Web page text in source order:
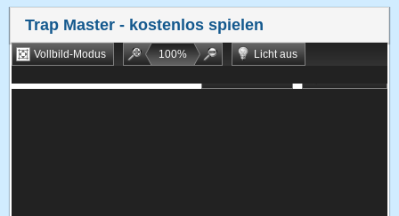
Trap Master - kostenlos spielen
Vollbild-Modus 100%
Licht aus